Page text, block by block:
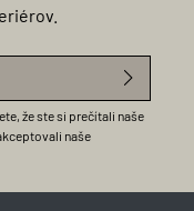
že ste si prečítali naše
naše